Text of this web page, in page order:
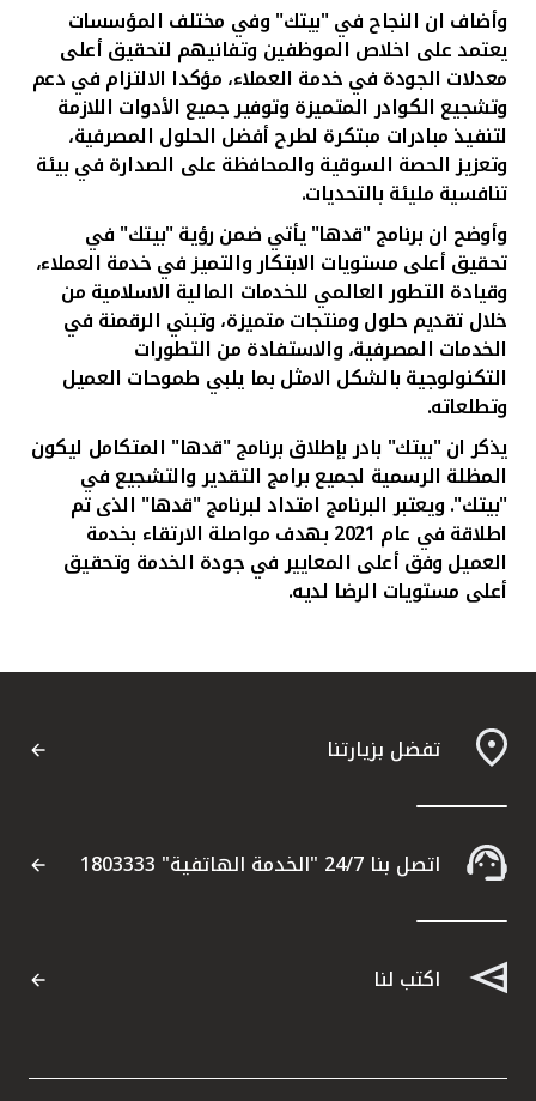
وأضاف ان النجاح في "بيتك" وفي مختلف المؤسسات
يعتمد على اخلاص الموظفين وتفانيهم لتحقيق أعلى
معدلات الجودة في خدمة العملاء، مؤكدا الالتزام في دعم
وتشجيع الكوادر المتميزة وتوفير جميع الأدوات اللازمة
لتنفيذ مبادرات مبتكرة لطرح أفضل الحلول المصرفية،
وتعزيز الحصة السوقية والمحافظة على الصدارة في بيئة
تنافسية مليئة بالتحديات.
وأوضح ان برنامج "قدها" يأتي ضمن رؤية "بيتك" في
تحقيق أعلى مستويات الابتكار والتميز في خدمة العملاء،
وقيادة التطور العالمي للخدمات المالية الاسلامية من
خلال تقديم حلول ومنتجات متميزة، وتبني الرقمنة في
الخدمات المصرفية، والاستفادة من التطورات
التكنولوجية بالشكل الامثل بما يلبي طموحات العميل
وتطلعاته.
يذكر ان "بيتك" بادر بإطلاق برنامج "قدها" المتكامل ليكون
المظلة الرسمية لجميع برامج التقدير والتشجيع في
"بيتك".ويعتبر البرنامج امتداد لبرنامج "قدها" الذى تم
اطلاقة في عام 2021 بهدف مواصلة الارتقاء بخدمة
العميل وفق أعلى المعايير في جودة الخدمة وتحقيق
أعلى مستويات الرضا لديه.
تفضل بزيارتنا
اتصل بنا 24/7 "الخدمة الهاتفية" 1803333
اكتب لنا